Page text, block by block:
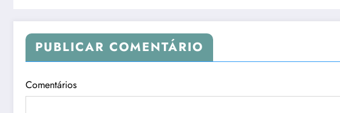
PUBLICAR COMENTÁRIO
Comentários